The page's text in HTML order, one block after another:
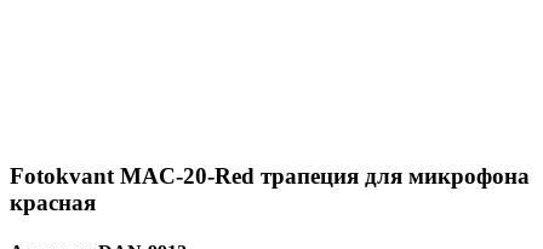
Fotokvant MAC-20-Red трапеция для микрофона
красная